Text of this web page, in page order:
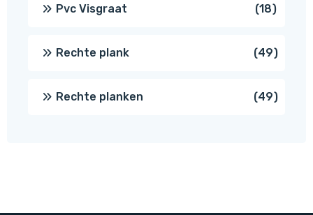
Pvc Visgraat 1818
Rechte plank 4949
Rechte planken 4949